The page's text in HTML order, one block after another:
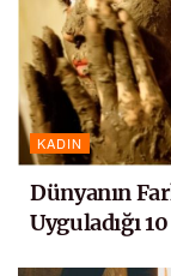
KADIN
Dünyanın
Uyguladığı